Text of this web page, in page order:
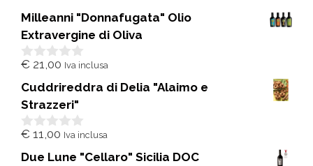
Milleanni "Donnafugata" Olio
Extravergine di Oliva
0
u
5
€ 21,00 Iva inclusa
Cuddrireddra di Delia "Alaimo e
Strazzeri"
0
u
€ 11,00 Iva inclusa
Due Lune "Cellaro" Sicilia DOC